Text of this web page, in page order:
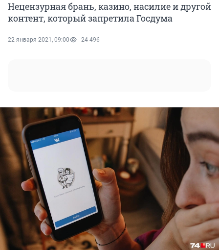
Нецензурная брань, казино, насилие и другой
контент, который запретила Госдума
22 января 2021, 09:00 24 496